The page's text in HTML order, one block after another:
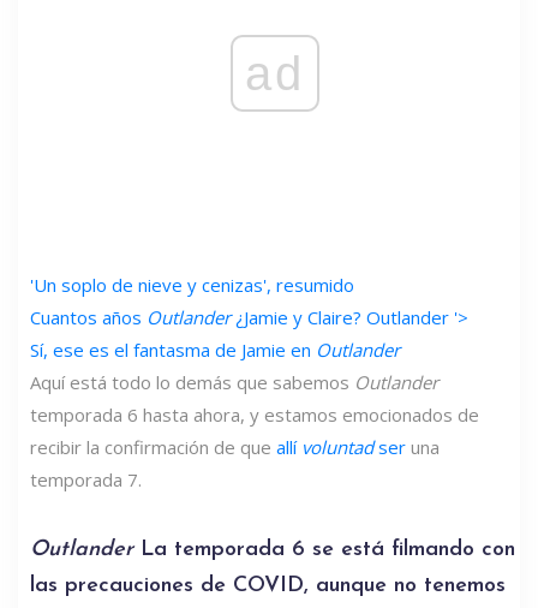
ad
'Un soplo de nieve y cenizas', resumido
Cuantos años Outlander¿Jamie y Claire? Outlander '>
Sí, ese es el fantasma de Jamie en Outlander
Aquí está todo lo demás que sabemos Outlander
temporada 6 hasta ahora, y estamos emocionados de
recibir la confirmación de que allí voluntadser una
temporada 7.
OutlanderLa temporada 6 se está filmando con
las precauciones de COVID, aunque no tenemos